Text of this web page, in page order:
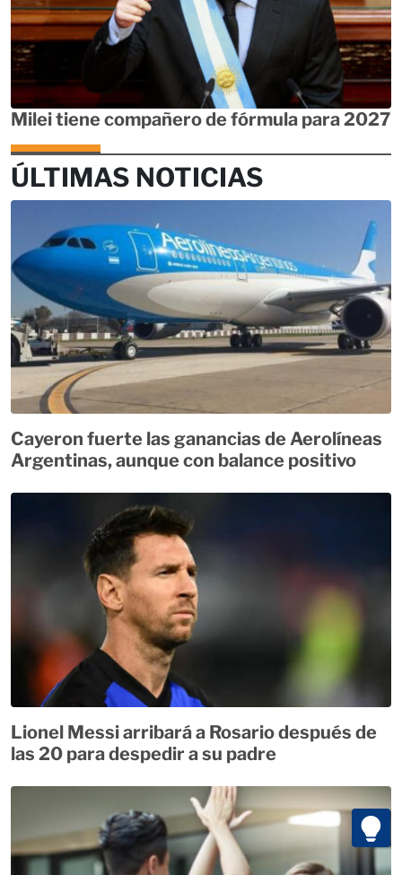
Milei tiene compañero de fórmula para 2027
ÚLTIMAS NOTICIAS
Cayeron fuerte las ganancias de Aerolíneas
Argentinas, aunque con balance positivo
Lionel Messi arribará a Rosario después de
las 20 para despedir a su padre